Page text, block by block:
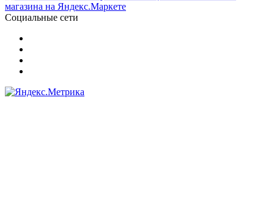
Социальные сети